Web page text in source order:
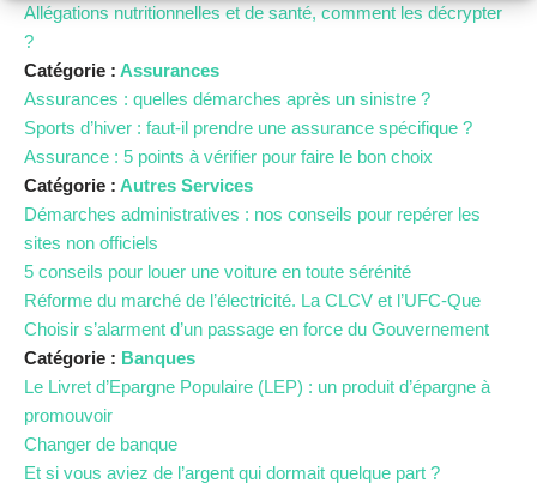
Allégations nutritionnelles et de santé, comment les décrypter
?
Catégorie : Assurances
Assurances : quelles démarches après un sinistre ?
Sports d’hiver : faut-il prendre une assurance spécifique ?
Assurance : 5 points à vérifier pour faire le bon choix
Catégorie : Autres Services
Démarches administratives : nos conseils pour repérer les
sites non officiels
5 conseils pour louer une voiture en toute sérénité
Réforme du marché de l’électricité. La CLCV et l’UFC-Que
Choisir s’alarment d’un passage en force du Gouvernement
Catégorie : Banques
Le Livret d’Epargne Populaire (LEP) : un produit d’épargne à
promouvoir
Changer de banque
Et si vous aviez de l’argent qui dormait quelque part ?